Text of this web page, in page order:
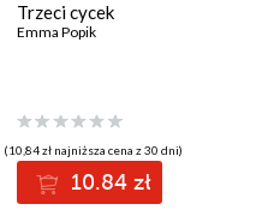
Trzeci cycek
Emma Popik
(10,84 zł najniższa cena z 30 dni)
10.84 zł